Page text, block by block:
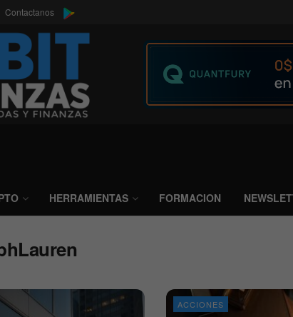
Contactanos
HERRAMIENTAS FORMACION
ACCIONES